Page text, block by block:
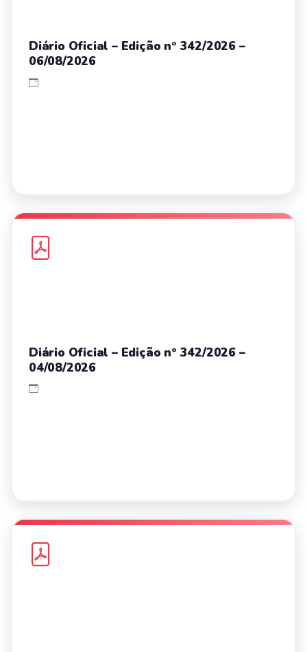
Diário Oficial – Edição nº 342/2026 –
06/08/2026
Diário Oficial – Edição nº 342/2026 –
04/08/2026